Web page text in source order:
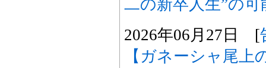
二の新卒人生”の
2026年06月27日 [
【ガネーシャ尾